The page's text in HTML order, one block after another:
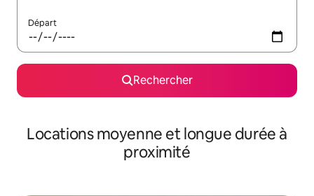
Départ
Rechercher
Locations moyenne et longue durée à
proximité